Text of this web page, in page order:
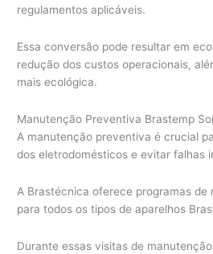
regulamentos aplicáveis.
Essa conversão pode resultar em
redução dos custos operacionais,
mais ecológica.
Manutenção Preventiva Brastemp
A manutenção preventiva é crucial
dos eletrodomésticos e evitar falhas
A Brastécnica oferece programas
para todos os tipos de aparelhos
Durante essas visitas de